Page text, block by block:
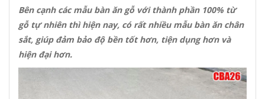
Bên cạnh các mẫu bàn ăn gỗ với thành phần 100% từ
gỗ tự nhiên thì hiện nay, có rất nhiều mẫu bàn ăn chân
sắt, giúp đảm bảo độ bền tốt hơn, tiện dụng hơn và
hiện đại hơn.